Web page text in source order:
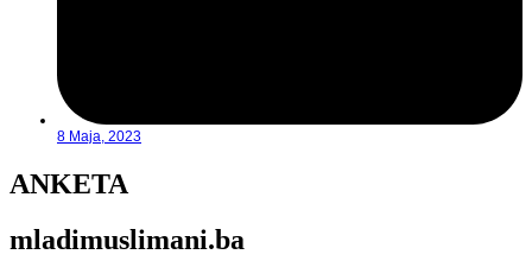
8 Maja, 2023
ANKETA
mladimuslimani.ba